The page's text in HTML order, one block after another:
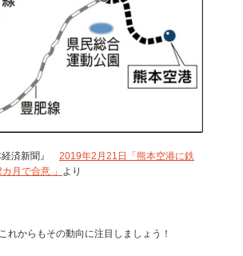
経済新聞』 2019年2月21日「熊本空港に鉄
月で合意 」 より
れからもその動向に注目しましょう！